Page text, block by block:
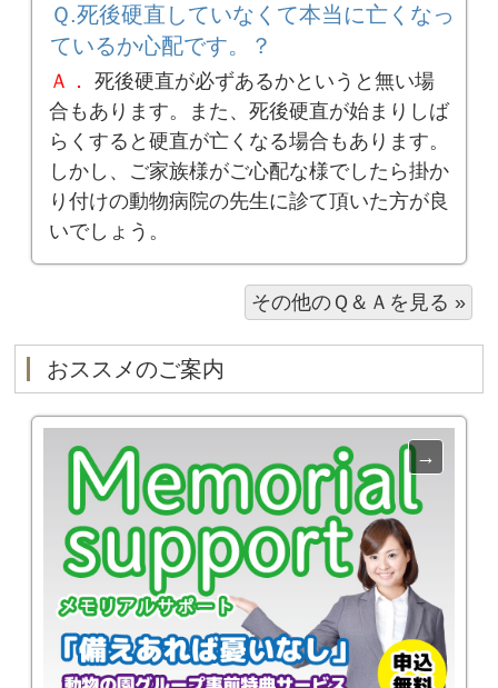
Ｑ.死後硬直していなくて本当に亡くなっ
ているか心配です。？
Ａ．
死後硬直が必ずあるかというと無い場
合もあります。また、死後硬直が始まりしば
らくすると硬直が亡くなる場合もあります。
しかし、ご家族様がご心配な様でしたら掛か
り付けの動物病院の先生に診て頂いた方が良
いでしょう。
その他のＱ＆Ａを見る »
おススメのご案内